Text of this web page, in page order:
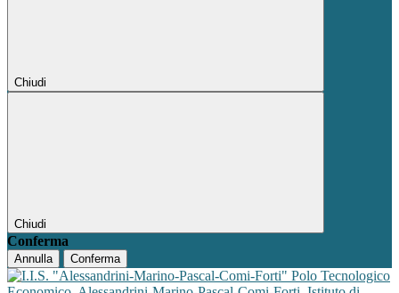
Chiudi
Chiudi
Conferma
Annulla Conferma
Polo Tecnologico